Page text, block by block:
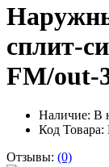
сплит-
FM/out-
Наличие: В
Код
Отзывы: (0)